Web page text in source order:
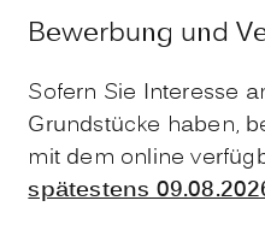
Bewerbung und
Sofern Sie Interesse
Grundstücke haben,
mit dem online
spätestens